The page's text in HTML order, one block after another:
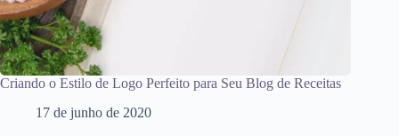
Criando o Estilo de Logo Perfeito para Seu Blog de Receitas
17 de junho de 2020